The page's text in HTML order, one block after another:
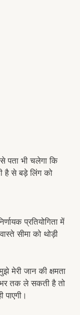
पता भी चलेगा कि
है से बड़े लिंग को
प्रतियोगिता में
सीमा को थोड़ी
मेरी जान की क्षमता
भर तक ले सकती है तो